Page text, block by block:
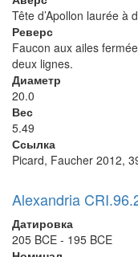
Tête d’Apollon laurée à
Реверс
Faucon aux ailes
deux lignes.
Диаметр
20.0
Вес
5.49
Ссылка
Picard, Faucher 2012,
Alexandria
Датировка
205 BCE - 195 BCE